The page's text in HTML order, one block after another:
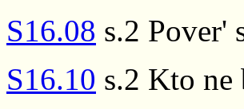
S16.08 s.2 Pover'
S16.10 s.2 Kto ne